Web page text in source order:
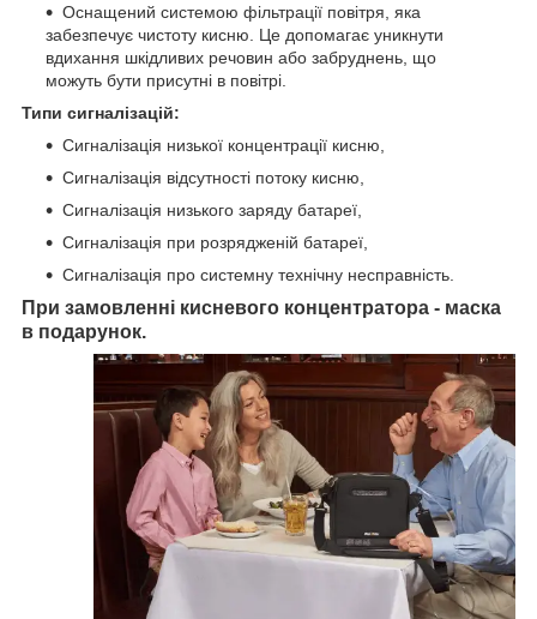
Оснащений системою фільтрації повітря, яка
забезпечує чистоту кисню. Це допомагає уникнути
вдихання шкідливих речовин або забруднень, що
можуть бути присутні в повітрі.
Типи сигналізацій:
Сигналізація низької концентрації кисню,
Сигналізація відсутності потоку кисню,
Сигналізація низького заряду батареї,
Сигналізація при розрядженій батареї,
Сигналізація про системну технічну несправність.
При замовленні кисневого концентратора - маска
в подарунок.